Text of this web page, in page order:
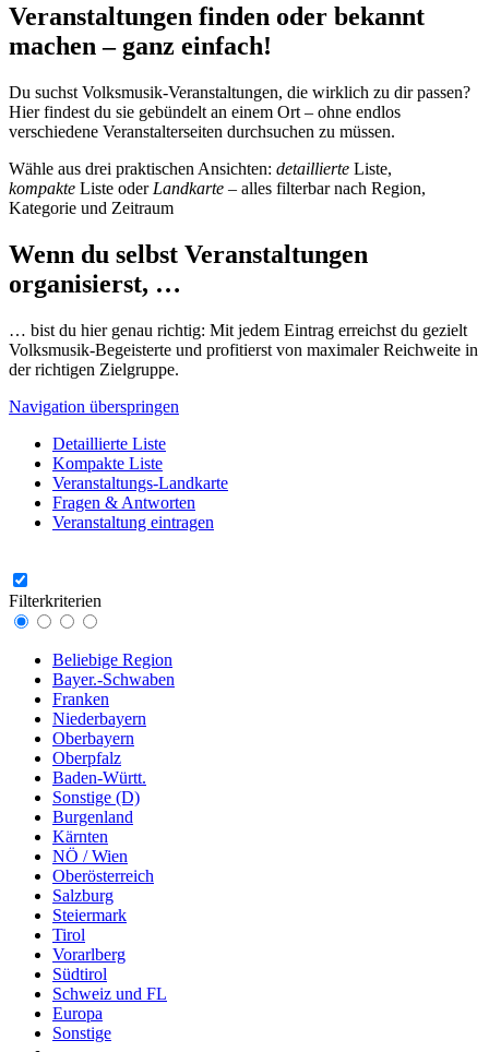
Veranstaltungen finden oder bekannt
machen – ganz einfach!
Du suchst Volksmusik-Veranstaltungen, die wirklich zu dir passen?
Hier findest du sie gebündelt an einem Ort – ohne endlos
verschiedene Veranstalterseiten durchsuchen zu müssen.
Wähle aus drei praktischen Ansichten: detaillierte Liste,
kompakte Liste oder Landkarte – alles filterbar nach Region,
Kategorie und Zeitraum
Wenn du selbst Veranstaltungen
organisierst, …
… bist du hier genau richtig: Mit jedem Eintrag erreichst du gezielt
Volksmusik-Begeisterte und profitierst von maximaler Reichweite in
der richtigen Zielgruppe.
Navigation überspringen
Detaillierte Liste
Kompakte Liste
Veranstaltungs-Landkarte
Fragen & Antworten
Veranstaltung eintragen
Filterkriterien
Beliebige Region
Bayer.-Schwaben
Franken
Niederbayern
Oberbayern
Oberpfalz
Baden-Württ.
Sonstige (D)
Burgenland
Kärnten
NÖ / Wien
Oberösterreich
Salzburg
Steiermark
Tirol
Vorarlberg
Südtirol
Schweiz und FL
Europa
Sonstige